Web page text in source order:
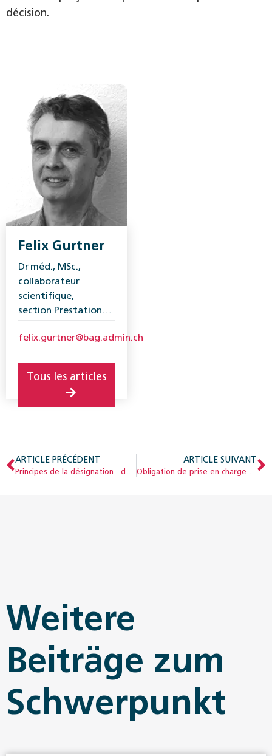
décision.
Felix Gurtner
Dr méd., MSc.,
collaborateur
scientifique,
section Prestations
felix.gurtner@bag.admin.ch
Tous les articles
ARTICLE PRÉCÉDENT
Principes de la désignation des médicaments
ARTICLE SUIVANT
Obligation de prise en charge des prestations : évaluation à l’aide des critères EAE
Weitere
Beiträge zum
Schwerpunkt